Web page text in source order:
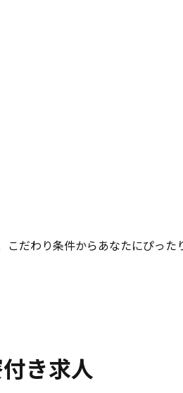
だわり条件からあなたにぴった
き求人